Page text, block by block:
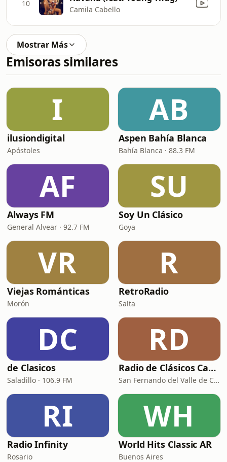
10
Camila Cabello
Mostrar Más
Emisoras similares
I
ilusiondigital
Apóstoles
AB
Aspen Bahía Blanca
Bahía Blanca · 88.3 FM
AF
Always FM
General Alvear · 92.7 FM
SU
Soy Un Clásico
Goya
VR
Viejas Románticas
Morón
R
RetroRadio
Salta
DC
de Clasicos
Saladillo · 106.9 FM
RD
Radio de Clásicos Catamarca
San Fernando del Valle de Catamarca · 93.5 FM
RI
Radio Infinity
Rosario
WH
World Hits Classic AR
Buenos Aires